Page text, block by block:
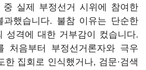
실제 부정선거 시위에 참여한
과했습니다. 불참 이유는 단순한
성격에 대한 거부감이 컸습니다.
처음부터 부정선거론자와 극우
한 집회로 인식했거나, 검문·검색